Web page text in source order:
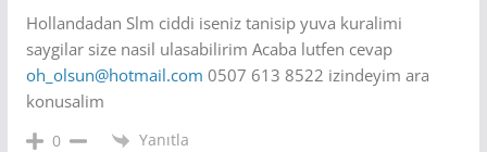
Hollandadan Slm ciddi iseniz tanisip yuva kuralimi
saygilar size nasil ulasabilirim Acaba lutfen cevap
oh_olsun@hotmail.com 0507 613 8522 izindeyim ara
konusalim
0 Yanıtla